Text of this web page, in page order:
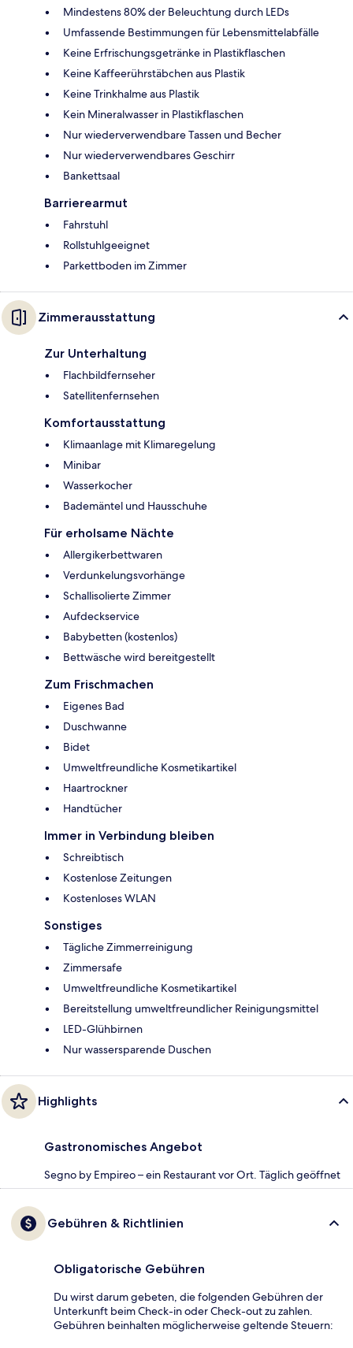
Mindestens 80% der Beleuchtung durch LEDs
Umfassende Bestimmungen für Lebensmittelabfälle
Keine Erfrischungsgetränke in Plastikflaschen
Keine Kaffeerührstäbchen aus Plastik
Keine Trinkhalme aus Plastik
Kein Mineralwasser in Plastikflaschen
Nur wiederverwendbare Tassen und Becher
Nur wiederverwendbares Geschirr
Bankettsaal
Barrierearmut
Fahrstuhl
Rollstuhlgeeignet
Parkettboden im Zimmer
Zimmerausstattung
Zur Unterhaltung
Flachbildfernseher
Satellitenfernsehen
Komfortausstattung
Klimaanlage mit Klimaregelung
Minibar
Wasserkocher
Bademäntel und Hausschuhe
Für erholsame Nächte
Allergikerbettwaren
Verdunkelungsvorhänge
Schallisolierte Zimmer
Aufdeckservice
Babybetten (kostenlos)
Bettwäsche wird bereitgestellt
Zum Frischmachen
Eigenes Bad
Duschwanne
Bidet
Umweltfreundliche Kosmetikartikel
Haartrockner
Handtücher
Immer in Verbindung bleiben
Schreibtisch
Kostenlose Zeitungen
Kostenloses WLAN
Sonstiges
Tägliche Zimmerreinigung
Zimmersafe
Umweltfreundliche Kosmetikartikel
Bereitstellung umweltfreundlicher Reinigungsmittel
LED-Glühbirnen
Nur wassersparende Duschen
Highlights
Gastronomisches Angebot
Segno by Empireo – ein Restaurant vor Ort. Täglich geöffnet
Gebühren & Richtlinien
Obligatorische Gebühren
Du wirst darum gebeten, die folgenden Gebühren der
Unterkunft beim Check-in oder Check-out zu zahlen.
Gebühren beinhalten möglicherweise geltende Steuern: